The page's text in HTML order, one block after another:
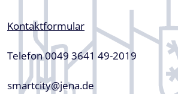
Kontaktformular
Telefon 0049 3641 49-2019
smartcity@jena.de